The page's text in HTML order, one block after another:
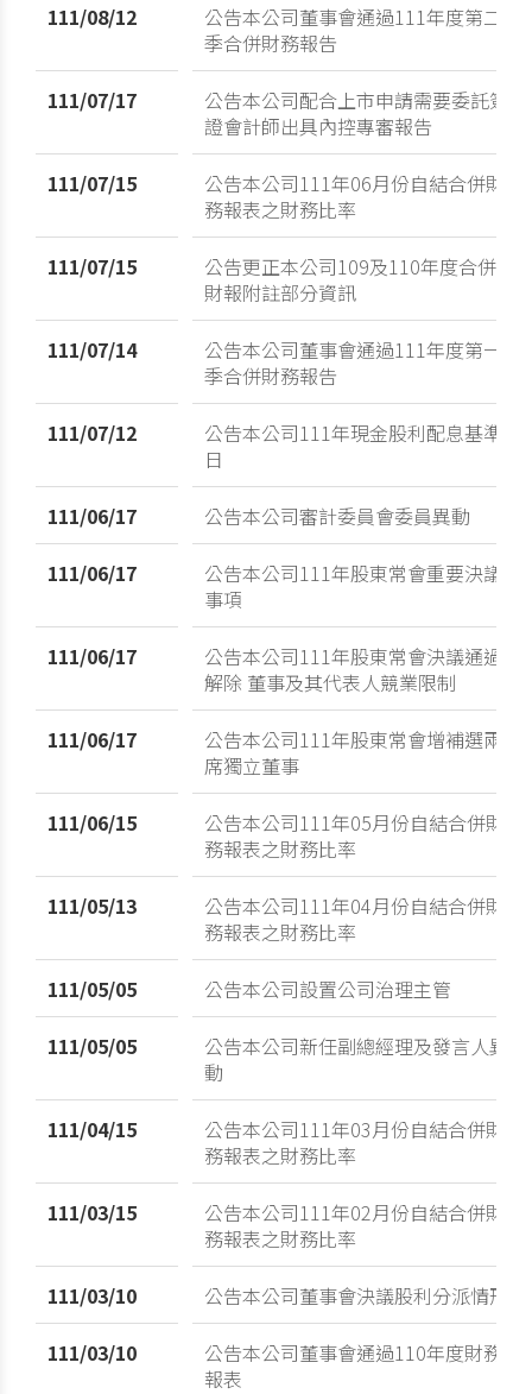
111/08/12
公告本公司董事會通過111年度第二
季合併財務報告
111/07/17
公告本公司配合上市申請需要委託簽
證會計師出具內控專審報告
111/07/15
公告本公司111年06月份自結合併財
務報表之財務比率
111/07/15
公告更正本公司109及110年度合併
財報附註部分資訊
111/07/14
公告本公司董事會通過111年度第一
季合併財務報告
111/07/12
公告本公司111年現金股利配息基準
日
111/06/17
公告本公司審計委員會委員異動
111/06/17
公告本公司111年股東常會重要決議
事項
111/06/17
公告本公司111年股東常會決議通過
解除 董事及其代表人競業限制
111/06/17
公告本公司111年股東常會增補選兩
席獨立董事
111/06/15
公告本公司111年05月份自結合併財
務報表之財務比率
111/05/13
公告本公司111年04月份自結合併財
務報表之財務比率
111/05/05
公告本公司設置公司治理主管
111/05/05
公告本公司新任副總經理及發言人異
動
111/04/15
公告本公司111年03月份自結合併財
務報表之財務比率
111/03/15
公告本公司111年02月份自結合併財
務報表之財務比率
111/03/10
公告本公司董事會決議股利分派情形
111/03/10
公告本公司董事會通過110年度財務
報表